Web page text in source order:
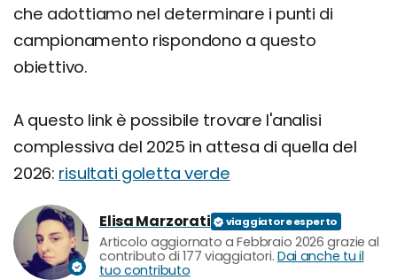
che adottiamo nel determinare i punti di
campionamento rispondono a questo
obiettivo.
A questo link è possibile trovare l'analisi
complessiva del 2025 in attesa di quella del
2026: risultati goletta verde
Elisa Marzorati
Articolo aggiornato a Febbraio 2026 grazie al
contributo di 177 viaggiatori. Dai anche tu il
tuo contributo